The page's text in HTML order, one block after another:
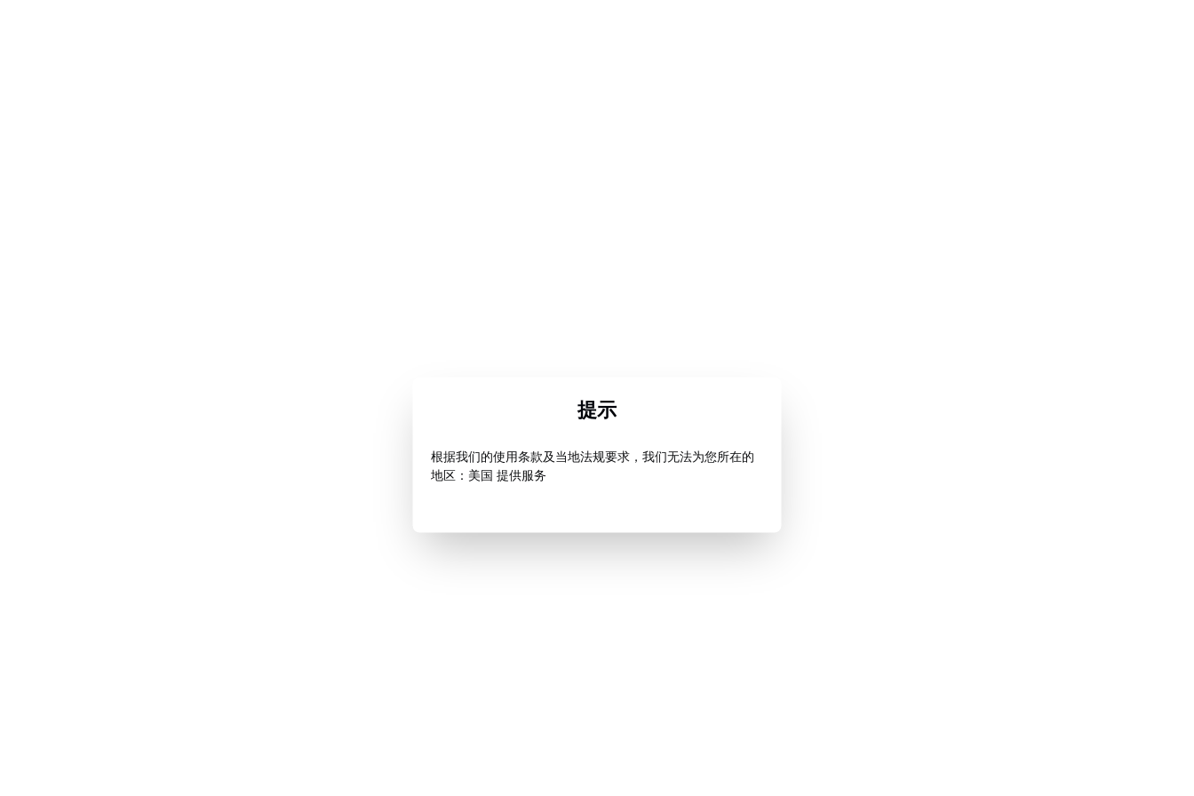
提示
根据我们的使用条款及当地法规要求，我们无法为您所在的
地区：美国 提供服务